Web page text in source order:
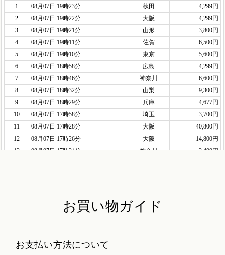
お買い物ガイド
お支払い方法について